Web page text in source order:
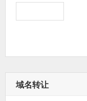
域名转让